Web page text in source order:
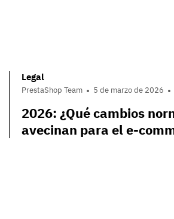
Legal
PrestaShop Team 5 de marzo de 2026
2026: ¿Qué cambios
avecinan para el e-